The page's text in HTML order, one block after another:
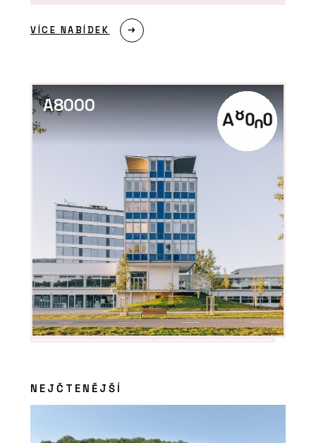
Regulace teploty NEA
SMART 2.0 - REHAU
VÍCE NABÍDEK
A8000
NEJČTENĚJŠÍ